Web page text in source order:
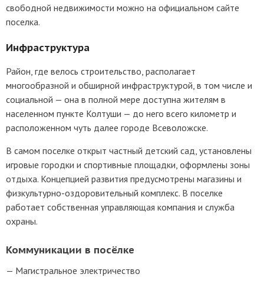
свободной недвижимости можно на официальном сайте
поселка.
Инфраструктура
Район, где велось строительство, располагает
многообразной и обширной инфраструктурой, в том числе и
социальной — она в полной мере доступна жителям в
населенном пункте Колтуши — до него всего километр и
расположенном чуть далее городе Всеволожске.
В самом поселке открыт частный детский сад, установлены
игровые городки и спортивные площадки, оформлены зоны
отдыха. Концепцией развития предусмотрены магазины и
физкультурно-оздоровительный комплекс. В поселке
работает собственная управляющая компания и служба
охраны.
Коммуникации в посёлке
Магистральное электричество